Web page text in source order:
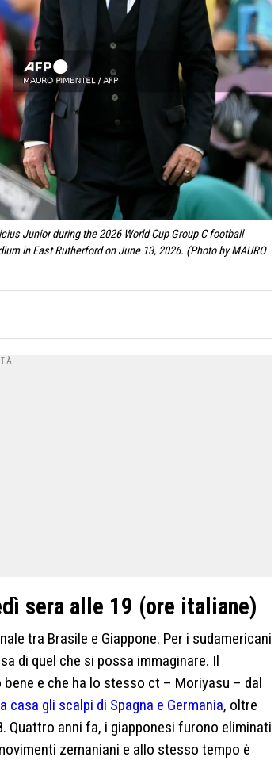
Junior during the 2026 World Cup Group C football
in East Rutherford on June 13, 2026. (Photo by MAURO
sera alle 19 (ore italiane)
tra Brasile e Giappone. Per i sudamericani
di quel che si possa immaginare. Il
e che ha lo stesso ct – Moriyasu – dal
gli scalpi di Spagna e Germania, oltre
Quattro anni fa, i giapponesi furono eliminati
zemaniani e allo stesso tempo è